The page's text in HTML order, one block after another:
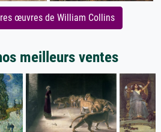
œuvres de William Collins
meilleurs ventes